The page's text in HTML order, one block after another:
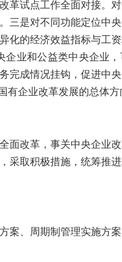
革试点工作全面对接。
三是对不同功能定位中
化的经济效益指标与工
业和公益类中央企业
完成情况挂钩，促进中
企业改革发展的总体方
面改革，事关中央企业
采取积极措施，统筹推
案、周期制管理实施方